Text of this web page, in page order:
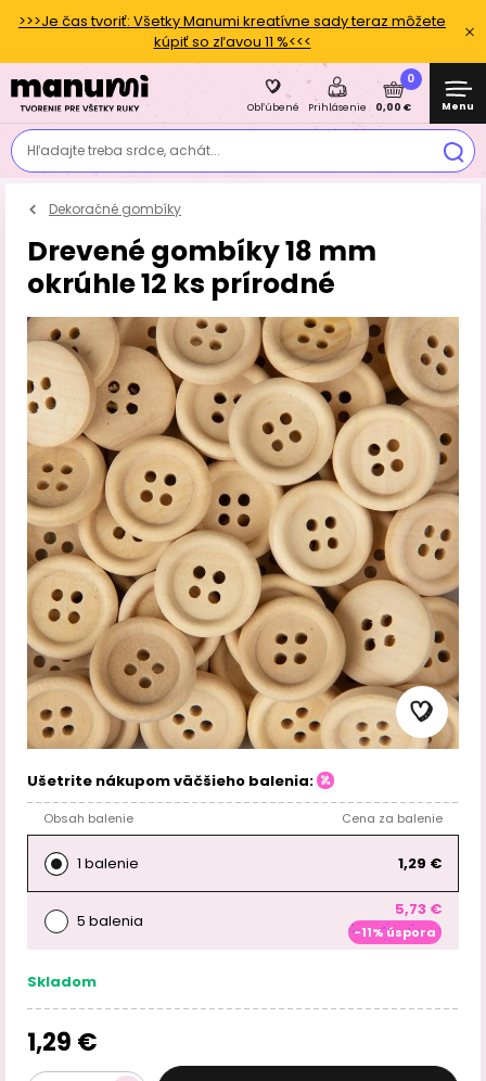
>>>Je čas tvoriť: Všetky Manumi kreatívne sady teraz môžete
kúpiť so zľavou 11 %<<<
Hľadajte treba srdce, achát...
Obľúbené Prihlásenie
0
0,00 € Menu
Dekoračné gombíky
Drevené gombíky 18 mm
okrúhle 12 ks prírodné
Ušetrite nákupom väčšieho balenia:
Obsah balenie Cena za balenie
1 balenie 1,29 €
5 balenia
5,73 €
-11% úspora
Skladom
1,29 €